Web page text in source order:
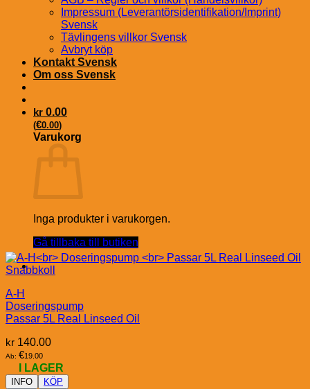
Impressum (Leverantörsidentifikation/Imprint)
Svensk
Tävlingens villkor Svensk
Avbryt köp
Kontakt Svensk
Om oss Svensk
kr 0.00
(€0.00)
Varukorg
Inga produkter i varukorgen.
Gå tillbaka till butiken
Snabbkoll
A-H
Doseringspump
Passar 5L Real Linseed Oil
kr 140.00
Ab: €19.00
I LAGER
INFO KÖP